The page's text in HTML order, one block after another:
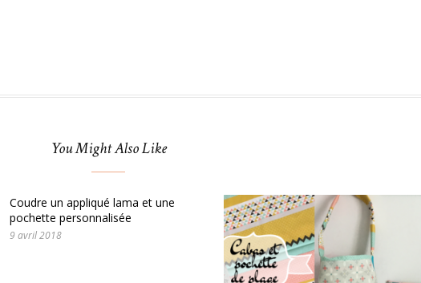
You Might Also Like
Coudre un appliqué lama et une
pochette personnalisée
9 avril 2018